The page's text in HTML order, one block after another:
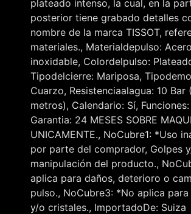
plateado intenso, la cual, en la
posterior tiene grabado detalles
nombre de la marca TISSOT,
materiales., Materialdepulso: Acero
inoxidable, Colordelpulso:
Tipodelcierre: Mariposa,
Cuarzo, Resistenciaalagua: 10 Bar
metros), Calendario: Sí,
Garantia: 24 MESES SOBRE
UNICAMENTE., NoCubre1: *Uso
por parte del comprador, Golpes
manipulación del producto.,
aplica para daños, deterioro o
pulso., NoCubre3: *No aplica
y/o cristales., ImportadoDe: Suiza